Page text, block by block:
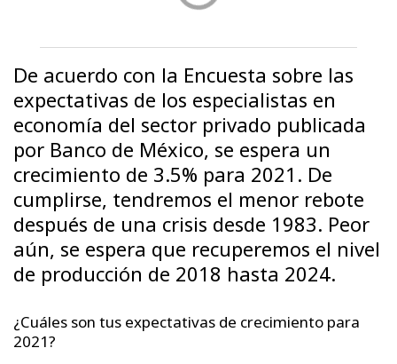
De acuerdo con la Encuesta sobre las
expectativas de los especialistas en
economía del sector privado publicada
por Banco de México, se espera un
crecimiento de 3.5% para 2021. De
cumplirse, tendremos el menor rebote
después de una crisis desde 1983. Peor
aún, se espera que recuperemos el nivel
de producción de 2018 hasta 2024.
¿Cuáles son tus expectativas de crecimiento para
2021?